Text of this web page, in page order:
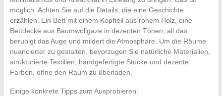
möglich. Achten Sie auf die Details, die eine Geschichte
erzählen. Ein Bett mit einem Kopfteil aus rohem Holz, eine
Bettdecke aus Baumwollgaze in dezenten Tönen, all das
beruhigt das Auge und mildert die Atmosphäre. Um die Räume
nuancierter zu gestalten, bevorzugen Sie natürliche Materialien,
strukturierte Textilien, handgefertigte Stücke und dezente
Farben, ohne den Raum zu überladen.
Einige konkrete Tipps zum Ausprobieren: